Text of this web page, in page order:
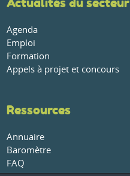
Agenda
Emploi
Formation
Appels à projet et concours
Ressources
Annuaire
Baromètre
FAQ